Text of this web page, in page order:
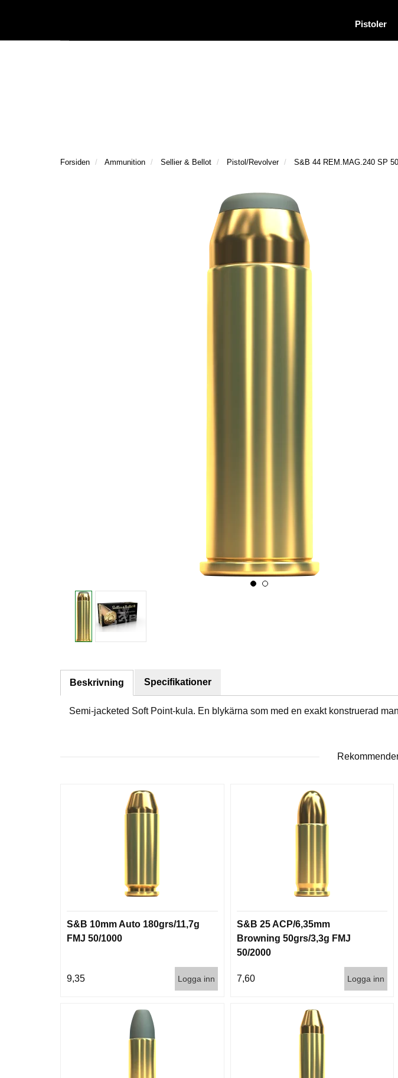
Pistoler
Forsiden Ammunition Sellier & Bellot Pistol/Revolver S&B 44 REM.MAG.240 SP
Beskrivning Specifikationer
Semi-jacketed Soft Point-kula. En blykärna som med en exakt konstruerad
S&B 10mm Auto 180grs/11,7g
FMJ 50/1000
9,35 Logga inn
S&B 25 ACP/6,35mm
Browning 50grs/3,3g FMJ
50/2000
7,60 Logga inn